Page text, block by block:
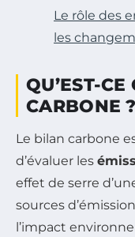
Le rôle des
les
QU’EST-
CARBONE ?
Le bilan carbone
d’évaluer les
effet de serre
sources
l’impact